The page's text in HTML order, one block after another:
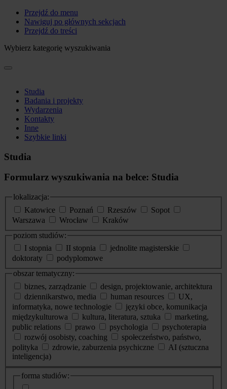
Przejdź do menu
Nawiguj po głównych sekcjach
Przejdź do treści
Wybierz kategorię wyszukiwania
Studia
Badania i projekty
Wydarzenia
Kontakty
Inne
Szybkie linki
Studia
Formularz wyszukiwania na belce: Studia
lokalizacja:
Katowice
Poznań Rzeszów
Sopot
Warszawa
Wrocław
Kraków
poziom studiów:
I stopnia
II stopnia
jednolite magisterskie
doktoraty
podyplomowe
obszar tematyczny:
biznes, zarządzanie
design, projektowanie, architektura
dziennikarstwo, media
human resources
UX,
informatyka, nowe technologie
języki obce, komunikacja
międzykulturowa
kultura, literatura, sztuka
marketing,
public relations
prawo psychologia
psychoterapia
rozwój osobisty, coaching
społeczeństwo, państwo,
polityka
zdrowie, zaburzenia psychiczne
AI (sztuczna
inteligencja)
dodatkowe
informacje
forma studiów: